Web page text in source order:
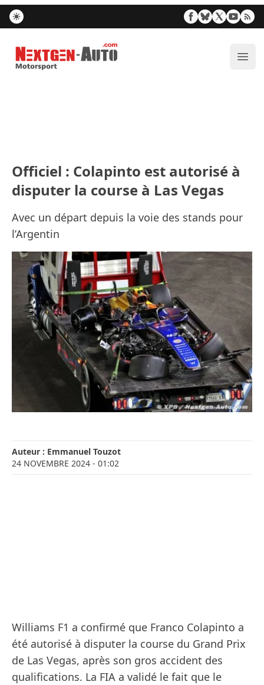
Nextgen-Auto.com
Officiel : Colapinto est autorisé à
disputer la course à Las Vegas
Avec un départ depuis la voie des stands pour
l’Argentin
Auteur : Emmanuel Touzot
24 NOVEMBRE 2024 - 01:02
Williams F1 a confirmé que Franco Colapinto a
été autorisé à disputer la course du Grand Prix
de Las Vegas, après son gros accident des
qualifications. La FIA a validé le fait que le